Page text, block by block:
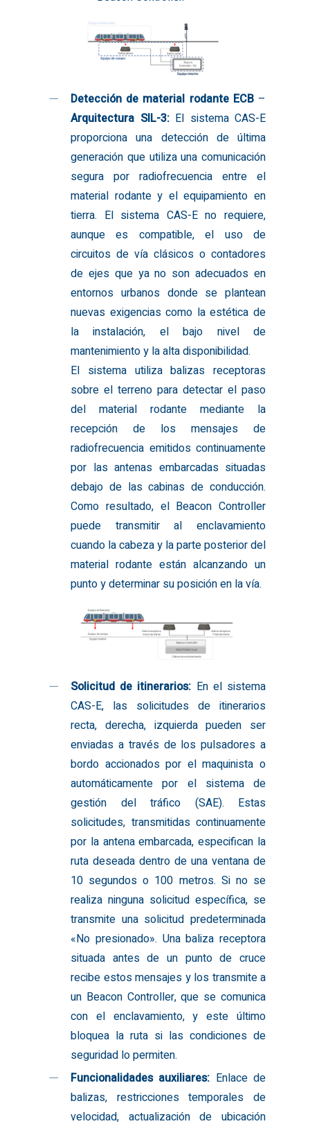
Detección de material rodante ECB–
Arquitectura SIL-3: El sistema CAS-E
proporciona una detección de última
generación que utiliza una comunicación
segura por radiofrecuencia entre el
material rodante y el equipamiento en
tierra. El sistema CAS-E no requiere,
aunque es compatible, el uso de
circuitos de vía clásicos o contadores
de ejes que ya no son adecuados en
entornos urbanos donde se plantean
nuevas exigencias como la estética de
la instalación, el bajo nivel de
mantenimiento y la alta disponibilidad.
El sistema utiliza balizas receptoras
sobre el terreno para detectar el paso
del material rodante mediante la
recepción de los mensajes de
radiofrecuencia emitidos continuamente
por las antenas embarcadas situadas
debajo de las cabinas de conducción.
Como resultado, el Beacon Controller
puede transmitir al enclavamiento
cuando la cabeza y la parte posterior del
material rodante están alcanzando un
punto y determinar su posición en la vía.
Solicitud de itinerarios: En el sistema
CAS-E, las solicitudes de itinerarios
recta, derecha, izquierda pueden ser
enviadas a través de los pulsadores a
bordo accionados por el maquinista o
automáticamente por el sistema de
gestión del tráfico (SAE). Estas
solicitudes, transmitidas continuamente
por la antena embarcada, especifican la
ruta deseada dentro de una ventana de
10 segundos o 100 metros. Si no se
realiza ninguna solicitud específica, se
transmite una solicitud predeterminada
«No presionado». Una baliza receptora
situada antes de un punto de cruce
recibe estos mensajes y los transmite a
un Beacon Controller, que se comunica
con el enclavamiento, y este último
bloquea la ruta si las condiciones de
seguridad lo permiten.
Funcionalidades auxiliares: Enlace de
balizas, restricciones temporales de
velocidad, actualización de ubicación
I+D+I
Mantenimiento
Enclavamiento
Control de tráfico
centralizado (CTC)
Protección
tren (ATP)
Pasos a nivel
Contadores de ejes
Únete a
Contacto
C/ Mar Mediterrània, nº 9
Polígono Ind. La Torre del
08130 Santa Perpètua de
(España)
T:+34 935 74 74 40
E: info@electrans.es